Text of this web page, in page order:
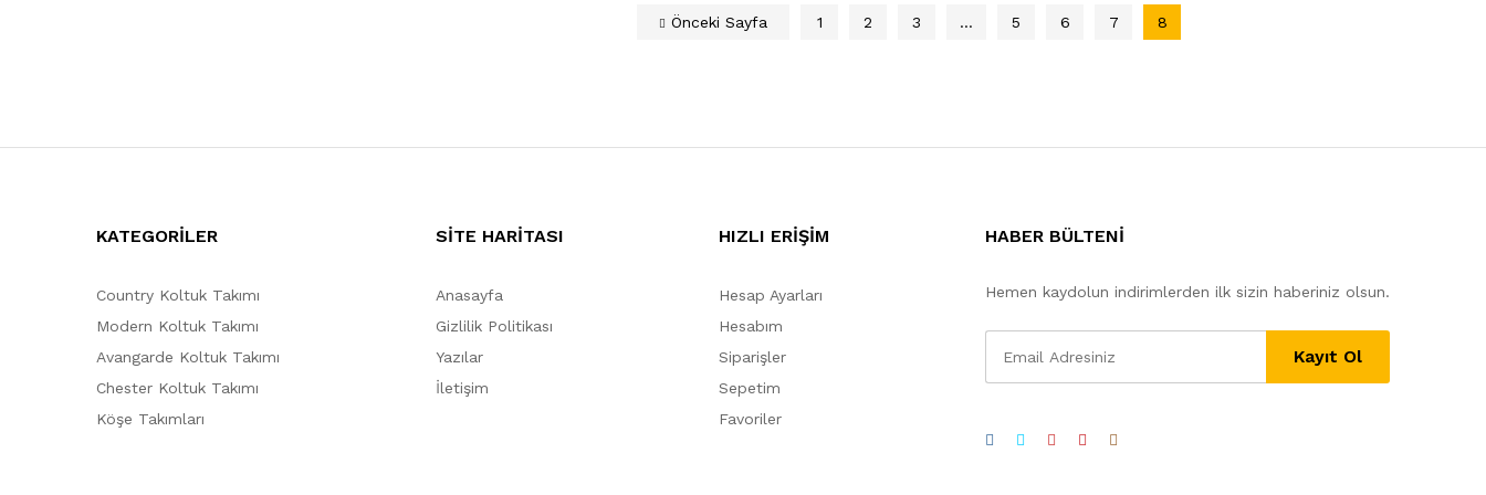
Önceki Sayfa 1 2 3 … 5 6 7 8
KATEGORİLER
Country Koltuk Takımı
Modern Koltuk Takımı
Avangarde Koltuk Takımı
Chester Koltuk Takımı
Köşe Takımları
SİTE HARİTASI
Anasayfa
Gizlilik Politikası
Yazılar
İletişim
HIZLI ERİŞİM
Hesap Ayarları
Hesabım
Siparişler
Sepetim
Favoriler
HABER BÜLTENİ
Hemen kaydolun indirimlerden ilk sizin haberiniz olsun.